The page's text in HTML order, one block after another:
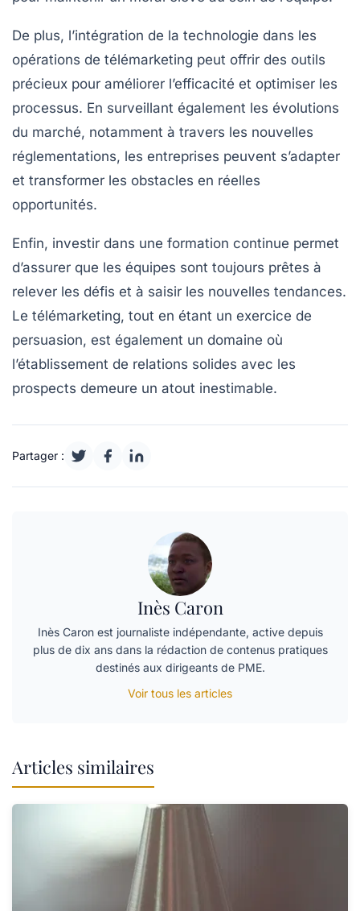
De plus, l’intégration de la technologie dans les
opérations de télémarketing peut offrir des outils
précieux pour améliorer l’efficacité et optimiser les
processus. En surveillant également les évolutions
du marché, notamment à travers les nouvelles
réglementations, les entreprises peuvent s’adapter
et transformer les obstacles en réelles
opportunités.
Enfin, investir dans une formation continue permet
d’assurer que les équipes sont toujours prêtes à
relever les défis et à saisir les nouvelles tendances.
Le télémarketing, tout en étant un exercice de
persuasion, est également un domaine où
l’établissement de relations solides avec les
prospects demeure un atout inestimable.
Partager :
Inès Caron
Inès Caron est journaliste indépendante, active depuis
plus de dix ans dans la rédaction de contenus pratiques
destinés aux dirigeants de PME.
Voir tous les articles
Articles similaires